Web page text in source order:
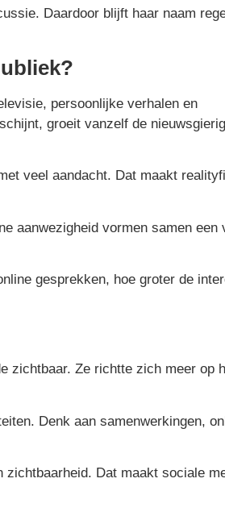
Daardoor blijft haar naam
persoonlijke verhalen en
groeit vanzelf de
veel aandacht. Dat maakt
aanwezigheid vormen samen een
gesprekken, hoe groter de
zichtbaar. Ze richtte zich meer op
Denk aan samenwerkingen,
Dat maakt sociale